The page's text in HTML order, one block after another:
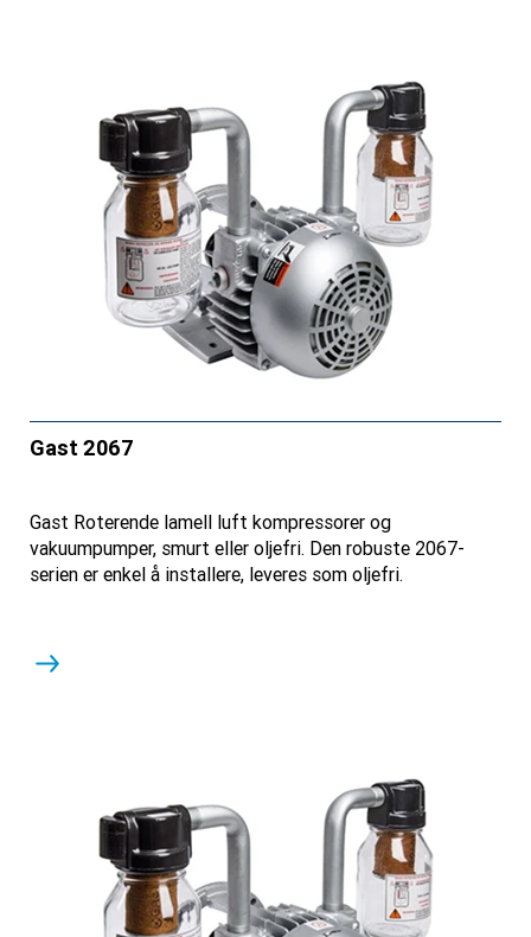
Gast 2067
Gast Roterende lamell luft kompressorer og
vakuumpumper, smurt eller oljefri. Den robuste 2067-
serien er enkel å installere, leveres som oljefri.